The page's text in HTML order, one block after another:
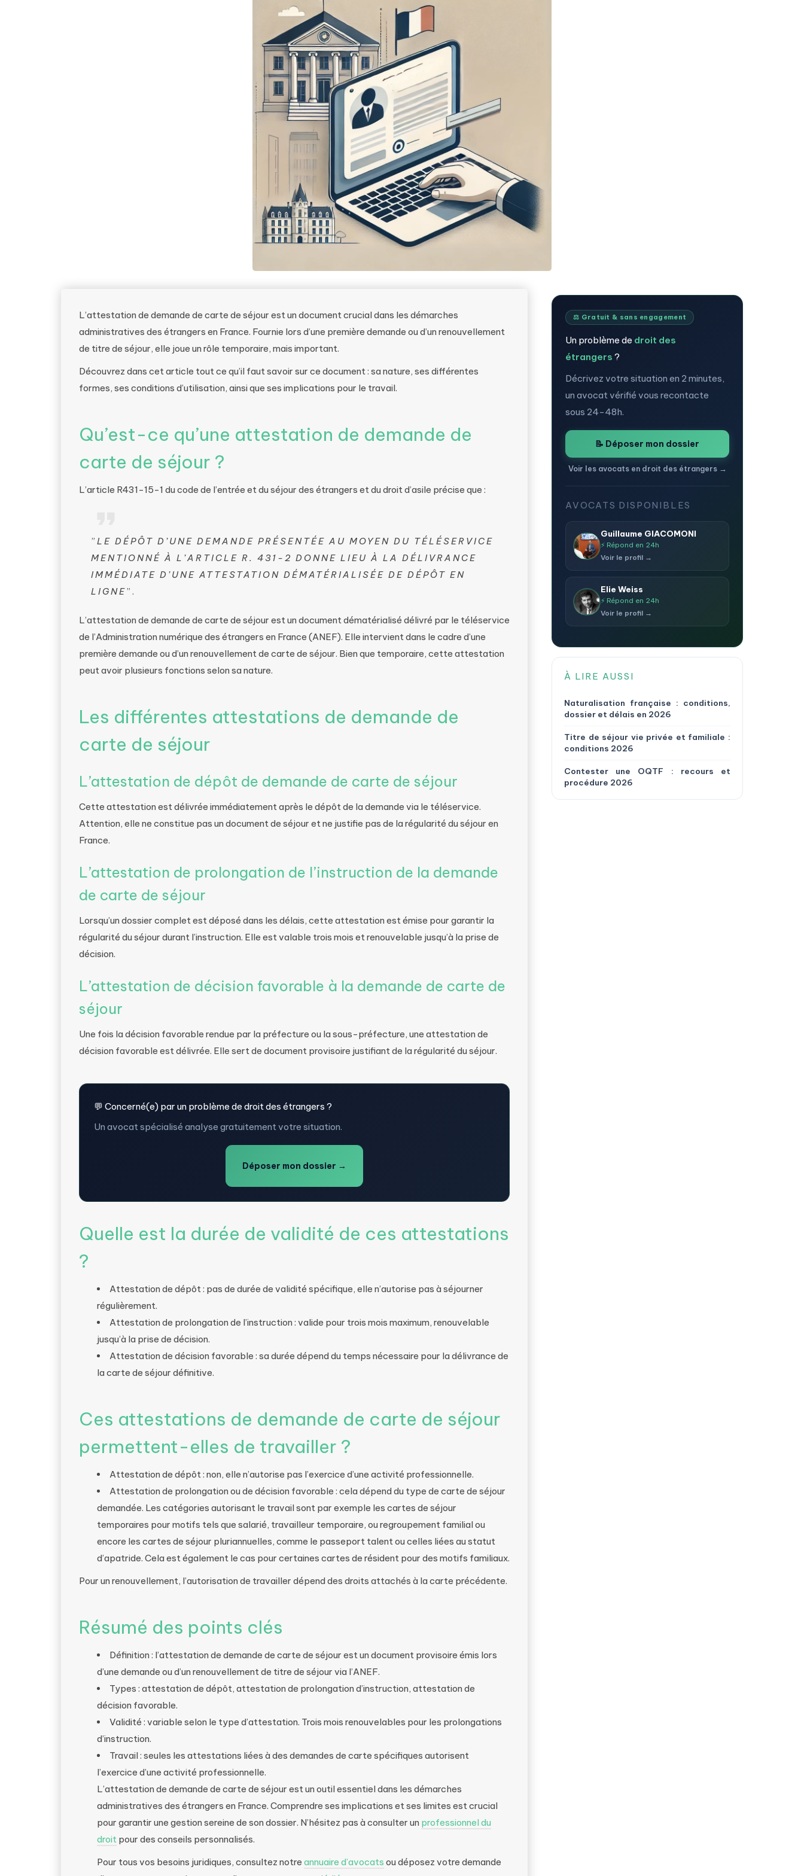
L’attestation de demande de carte de séjour est un document crucial dans les démarches
administratives des étrangers en France. Fournie lors d’une première demande ou d’un renouvellement
de titre de séjour, elle joue un rôle temporaire, mais important.
Découvrez dans cet article tout ce qu’il faut savoir sur ce document : sa nature, ses différentes
formes, ses conditions d’utilisation, ainsi que ses implications pour le travail.
Qu’est-ce qu’une attestation de demande de
carte de séjour ?
L’article R431-15-1 du code de l’entrée et du séjour des étrangers et du droit d’asile précise que :
” LE DÉPÔT D’UNE DEMANDE PRÉSENTÉE AU MOYEN DU TÉLÉSERVICE
MENTIONNÉ À L’ARTICLE R. 431-2 DONNE LIEU À LA DÉLIVRANCE
IMMÉDIATE D’UNE ATTESTATION DÉMATÉRIALISÉE DE DÉPÔT EN
LIGNE”.
L’attestation de demande de carte de séjour est un document dématérialisé délivré par le téléservice
de l’Administration numérique des étrangers en France (ANEF). Elle intervient dans le cadre d’une
première demande ou d’un renouvellement de carte de séjour. Bien que temporaire, cette attestation
peut avoir plusieurs fonctions selon sa nature.
Les différentes attestations de demande de
carte de séjour
L’attestation de dépôt de demande de carte de séjour
Cette attestation est délivrée immédiatement après le dépôt de la demande via le téléservice.
Attention, elle ne constitue pas un document de séjour et ne justifie pas de la régularité du séjour en
France.
L’attestation de prolongation de l’instruction de la demande
de carte de séjour
Lorsqu’un dossier complet est déposé dans les délais, cette attestation est émise pour garantir la
régularité du séjour durant l’instruction. Elle est valable trois mois et renouvelable jusqu’à la prise de
décision.
L’attestation de décision favorable à la demande de carte de
séjour
Une fois la décision favorable rendue par la préfecture ou la sous-préfecture, une attestation de
décision favorable est délivrée. Elle sert de document provisoire justifiant de la régularité du séjour.
💬 Concerné(e) par un problème de droit des étrangers ?
Un avocat spécialisé analyse gratuitement votre situation.
Déposer mon dossier →
Quelle est la durée de validité de ces attestations
?
Attestation de dépôt : pas de durée de validité spécifique, elle n’autorise pas à séjourner
régulièrement.
Attestation de prolongation de l’instruction : valide pour trois mois maximum, renouvelable
jusqu’à la prise de décision.
Attestation de décision favorable : sa durée dépend du temps nécessaire pour la délivrance de
la carte de séjour définitive.
Ces attestations de demande de carte de séjour
permettent-elles de travailler ?
Attestation de dépôt : non, elle n’autorise pas l’exercice d’une activité professionnelle.
Attestation de prolongation ou de décision favorable : cela dépend du type de carte de séjour
demandée. Les catégories autorisant le travail sont par exemple les cartes de séjour
temporaires pour motifs tels que salarié, travailleur temporaire, ou regroupement familial ou
encore les cartes de séjour pluriannuelles, comme le passeport talent ou celles liées au statut
d’apatride. Cela est également le cas pour certaines cartes de résident pour des motifs familiaux.
Pour un renouvellement, l’autorisation de travailler dépend des droits attachés à la carte précédente.
Résumé des points clés
Définition : l’attestation de demande de carte de séjour est un document provisoire émis lors
d’une demande ou d’un renouvellement de titre de séjour via l’ANEF.
Types : attestation de dépôt, attestation de prolongation d’instruction, attestation de
décision favorable.
Validité : variable selon le type d’attestation. Trois mois renouvelables pour les prolongations
d’instruction.
Travail : seules les attestations liées à des demandes de carte spécifiques autorisent
l’exercice d’une activité professionnelle.
L’attestation de demande de carte de séjour est un outil essentiel dans les démarches
administratives des étrangers en France. Comprendre ses implications et ses limites est crucial
pour garantir une gestion sereine de son dossier. N’hésitez pas à consulter un professionnel du
droit pour des conseils personnalisés.
Pour tous vos besoins juridiques, consultez notre annuaire d’avocats ou déposez votre demande
⚖️ Gratuit & sans engagement
Un problème de droit des
étrangers ?
Décrivez votre situation en 2 minutes,
un avocat vérifié vous recontacte
sous 24-48h.
📝 Déposer mon dossier
Voir les avocats en droit des étrangers →
AVOCATS DISPONIBLES
Guillaume GIACOMONI
⚡ Répond en 24h
Voir le profil →
Elie Weiss
⚡ Répond en 24h
Voir le profil →
À LIRE AUSSI
Naturalisation française : conditions,
dossier et délais en 2026
Titre de séjour vie privée et familiale :
conditions 2026
Contester une OQTF : recours et
procédure 2026